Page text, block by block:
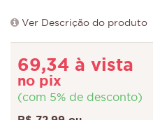
Ver Descrição do produto
69,34 à vista
no pix
(com 5% de desconto)